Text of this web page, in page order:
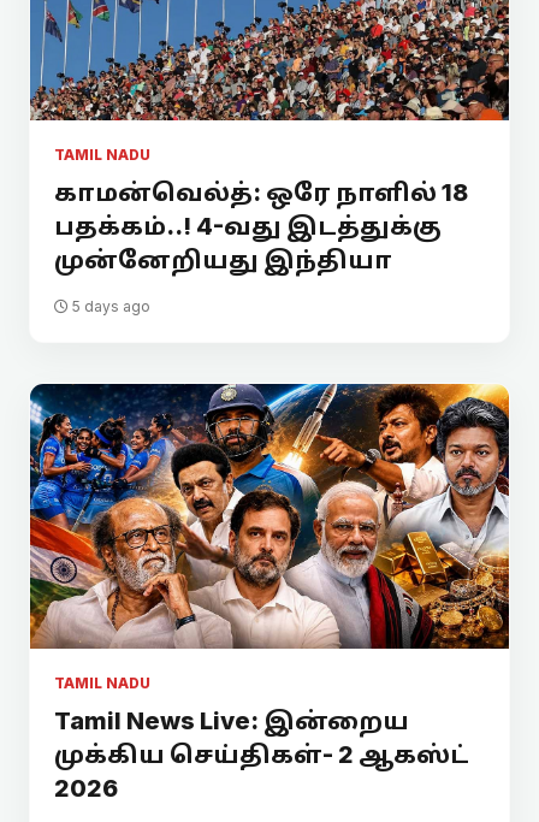
TAMIL NADU
காமன்வெல்த்: ஒரே நாளில் 18
பதக்கம்..! 4-வது இடத்துக்கு
முன்னேறியது இந்தியா
5 days ago
TAMIL NADU
Tamil News Live: இன்றைய
முக்கிய செய்திகள்- 2 ஆகஸ்ட்
2026